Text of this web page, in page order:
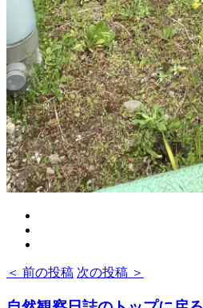
＜ 前の投稿 次の投稿 ＞